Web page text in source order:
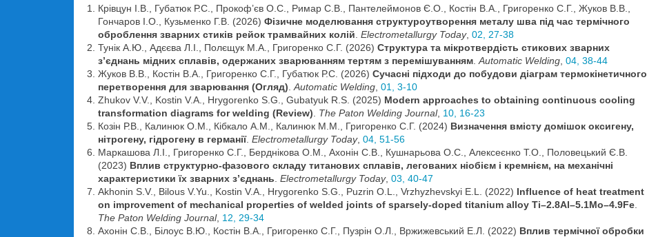
Крівцун І.В., Губатюк Р.С., Прокоф’єв О.С., Римар С.В., Пантелеймонов Є.О., Костін В.А., Григоренко С.Г., Жуков В.В.,
Гончаров І.О., Кузьменко Г.В. (2026) Фізичне моделювання структуроутворення металу шва під час термічного
оброблення зварних стиків рейок трамвайних колій Electrometallurgy Today, 02, 27-38
Тунік А.Ю., Адєєва Л.І., Полєщук М.А., Григоренко С.Г. (2026) Структура та мікротвердість стикових зварних
з’єднань мідних сплавів, одержаних зварюванням тертям з перемішуванням Automatic Welding 04, 38-44
Жуков В.В., Костін В.А., Григоренко С.Г., Губатюк Р.С. (2026) Сучасні підходи до побудови діаграм термокінетичного
перетворення для зварювання (Огляд) Automatic Welding 01, 3-10
Zhukov V.V., Kostin V.A., Hrygorenko S.G., Gubatyuk R.S. (2025) Modern approaches to obtaining continuous cooling
transformation diagrams for welding (Review)
The Paton Welding Journal, 10, 16-23
Козін Р.В., Калинюк О.М., Кібкало А.М., Калинюк М.М., Григоренко С.Г. (2024) Визначення вмісту домішок оксигену,
нітрогену, гідрогену в германії. Electrometallurgy Today, 04, 51-56
Маркашова Л.І., Григоренко С.Г., Берднікова О.М., Ахонін С.В., Кушнарьова О.С., Алексеєнко Т.О., Половецький Є.В.
(2023) Вплив структурно-фазового складу титанових сплавів, легованих ніобієм і кремнієм, на механічні
характеристики їх зварних з’єднань Electrometallurgy Today, 03, 40-47
Akhonin S.V., Bilous V.Yu., Kostin V.A., Hrygorenko S.G., Puzrin O.L., Vrzhyzhevskyi E.L. (2022) Influence of heat treatment
on improvement of mechanical properties of welded joints of sparsely-doped titanium alloy Ti–2.8Al–5.1Mo–4.9Fe
The Paton Welding Journal, 12, 29-34
Ахонін С.В., Білоус В.Ю., Костін В.А., Григоренко С.Г., Пузрін О.Л., Вржижевський Е.Л. (2022) Вплив термічної обробки